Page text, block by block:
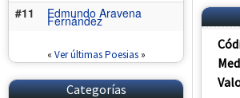
#11
Edmundo Aravena
Fernández
« Ver últimas Poesias»
Categorías